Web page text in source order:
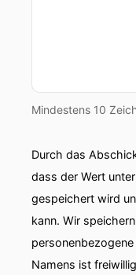
Mindestens 10
Durch das
dass der Wert
gespeichert wird
kann. Wir
Namens ist